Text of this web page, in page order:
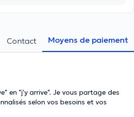
Contact Moyens de paiement
en "j'y arrive". Je vous partage des
selon vos besoins et vos